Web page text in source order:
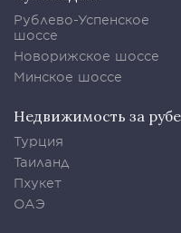
Рублево-Успенское
шоссе
Новорижское шоссе
Минское шоссе
Недвижимость за
Турция
Таиланд
Пхукет
ОАЭ